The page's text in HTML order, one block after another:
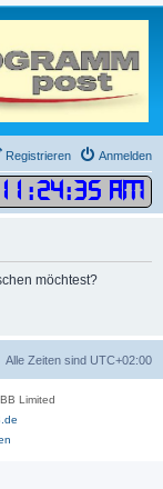
Anmelden
Registrieren
11 :24:35 AM
möchtest?
Alle Zeiten sind UTC+02:00
Limited